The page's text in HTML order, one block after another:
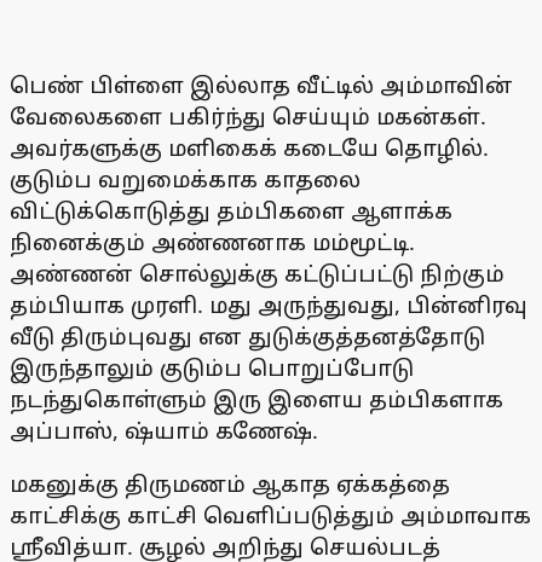
பெண் பிள்ளை இல்லாத வீட்டில் அம்மாவின்
வேலைகளை பகிர்ந்து செய்யும் மகன்கள்.
அவர்களுக்கு மளிகைக் கடையே தொழில்.
குடும்ப வறுமைக்காக காதலை
விட்டுக்கொடுத்து தம்பிகளை ஆளாக்க
நினைக்கும் அண்ணனாக மம்மூட்டி.
அண்ணன் சொல்லுக்கு கட்டுப்பட்டு நிற்கும்
தம்பியாக முரளி. மது அருந்துவது, பின்னிரவு
வீடு திரும்புவது என துடுக்குத்தனத்தோடு
இருந்தாலும் குடும்ப பொறுப்போடு
நடந்துகொள்ளும் இரு இளைய தம்பிகளாக
அப்பாஸ், ஷ்யாம் கணேஷ்.
மகனுக்கு திருமணம் ஆகாத ஏக்கத்தை
காட்சிக்கு காட்சி வெளிப்படுத்தும் அம்மாவாக
ஸ்ரீவித்யா. சூழல் அறிந்து செயல்படத்